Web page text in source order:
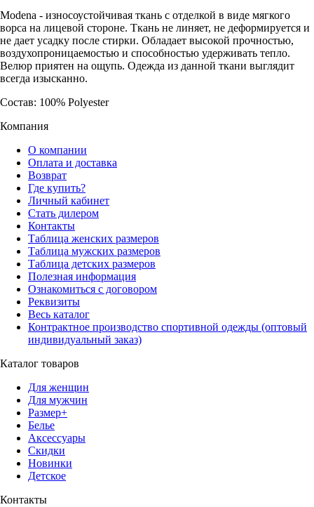
Modena - износоустойчивая ткань с отделкой в виде мягкого
ворса на лицевой стороне. Ткань не линяет, не деформируется и
не дает усадку после стирки. Обладает высокой прочностью,
воздухопроницаемостью и способностью удерживать тепло.
Велюр приятен на ощупь. Одежда из данной ткани выглядит
всегда изысканно.
Состав: 100% Polyester
Компания
О компании
Оплата и доставка
Возврат
Где купить?
Личный кабинет
Стать дилером
Контакты
Таблица женских размеров
Таблица мужских размеров
Таблица детских размеров
Полезная информация
Ознакомиться с договором
Реквизиты
Весь каталог
Контрактное производство спортивной одежды (оптовый
индивидуальный заказ)
Каталог товаров
Для женщин
Для мужчин
Размер+
Белье
Аксессуары
Скидки
Новинки
Детское
Контакты